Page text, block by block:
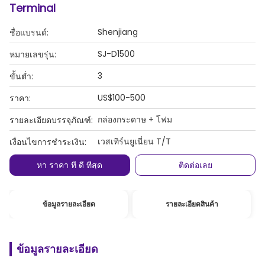
Terminal
ชื่อแบรนด์:
Shenjiang
หมายเลขรุ่น:
SJ-D1500
ขั้นต่ำ:
3
ราคา:
US$100-500
รายละเอียดบรรจุภัณฑ์: กล่องกระดาษ + โฟม
เงื่อนไขการชำระเงิน:
เวสเทิร์นยูเนี่ยน T/T
หา ราคา ที่ ดี ที่สุด
ติดต่อเลย
ข้อมูลรายละเอียด รายละเอียดสินค้า
ข้อมูลรายละเอียด